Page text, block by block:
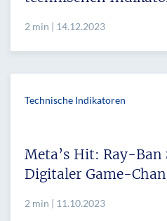
2 min | 14.12.2023
Technische Indikatoren
Meta’s Hit: Ray-Ban
Digitaler Game-
2 min | 11.10.2023